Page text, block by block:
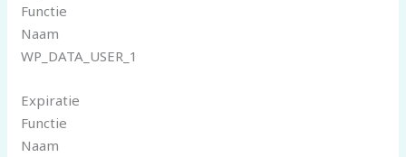
Functie
Naam
WP_DATA_USER_1
Expiratie
Functie
Naam